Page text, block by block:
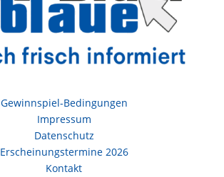
Gewinnspiel-Bedingungen
Impressum
Datenschutz
Erscheinungstermine 2026
Kontakt